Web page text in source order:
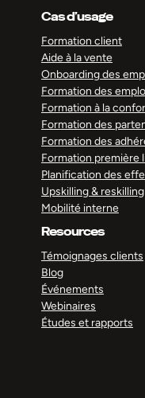
Cas d’usage
Formation client
Aide à la vente
Onboarding des
Formation des
Formation à la
Formation des
Formation des
Formation première
Planification des
Upskilling & reskilling
Mobilité interne
Resources
Témoignages clients
Blog
Événements
Webinaires
Études et rapports